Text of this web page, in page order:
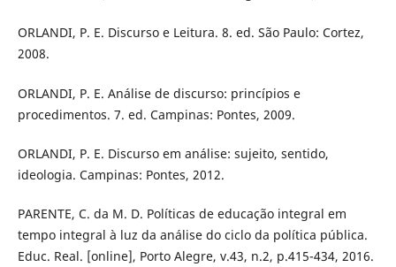
ORLANDI, P. E. Discurso e Leitura. 8. ed. São Paulo: Cortez,
2008.
ORLANDI, P. E. Análise de discurso: princípios e
procedimentos. 7. ed. Campinas: Pontes, 2009.
ORLANDI, P. E. Discurso em análise: sujeito, sentido,
ideologia. Campinas: Pontes, 2012.
PARENTE, C. da M. D. Políticas de educação integral em
tempo integral à luz da análise do ciclo da política pública.
Educ. Real. [online], Porto Alegre, v.43, n.2, p.415-434, 2016.